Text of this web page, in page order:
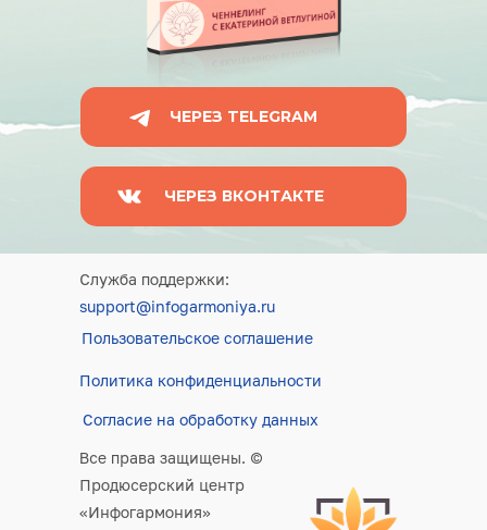
ЧЕРЕЗ TELEGRAM
ЧЕРЕЗ ВКОНТАКТЕ
Все права защищены. ©
Продюсерский центр
«Инфогармония»
Политика конфиденциальности
Согласие на обработку данных
Пользовательское соглашение
Служба поддержки:
support@infogarmoniya.ru